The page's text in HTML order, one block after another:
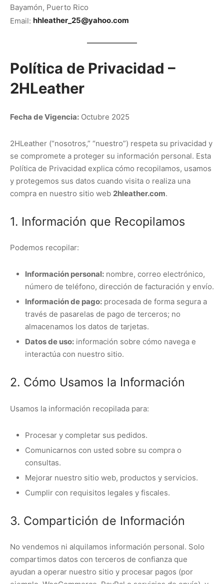
Bayamón, Puerto Rico
Email: hhleather_25@yahoo.com
Política de Privacidad –
2HLeather
Fecha de Vigencia: Octubre 2025
2HLeather (“nosotros,” “nuestro”) respeta su privacidad y
se compromete a proteger su información personal. Esta
Política de Privacidad explica cómo recopilamos, usamos
y protegemos sus datos cuando visita o realiza una
compra en nuestro sitio web 2hleather.com.
1. Información que Recopilamos
Podemos recopilar:
Información personal: nombre, correo electrónico,
número de teléfono, dirección de facturación y envío.
Información de pago: procesada de forma segura a
través de pasarelas de pago de terceros; no
almacenamos los datos de tarjetas.
Datos de uso: información sobre cómo navega e
interactúa con nuestro sitio.
2. Cómo Usamos la Información
Usamos la información recopilada para:
Procesar y completar sus pedidos.
Comunicarnos con usted sobre su compra o
consultas.
Mejorar nuestro sitio web, productos y servicios.
Cumplir con requisitos legales y fiscales.
3. Compartición de Información
No vendemos ni alquilamos información personal. Solo
compartimos datos con terceros de confianza que
ayudan a operar nuestro sitio y procesar pagos (por